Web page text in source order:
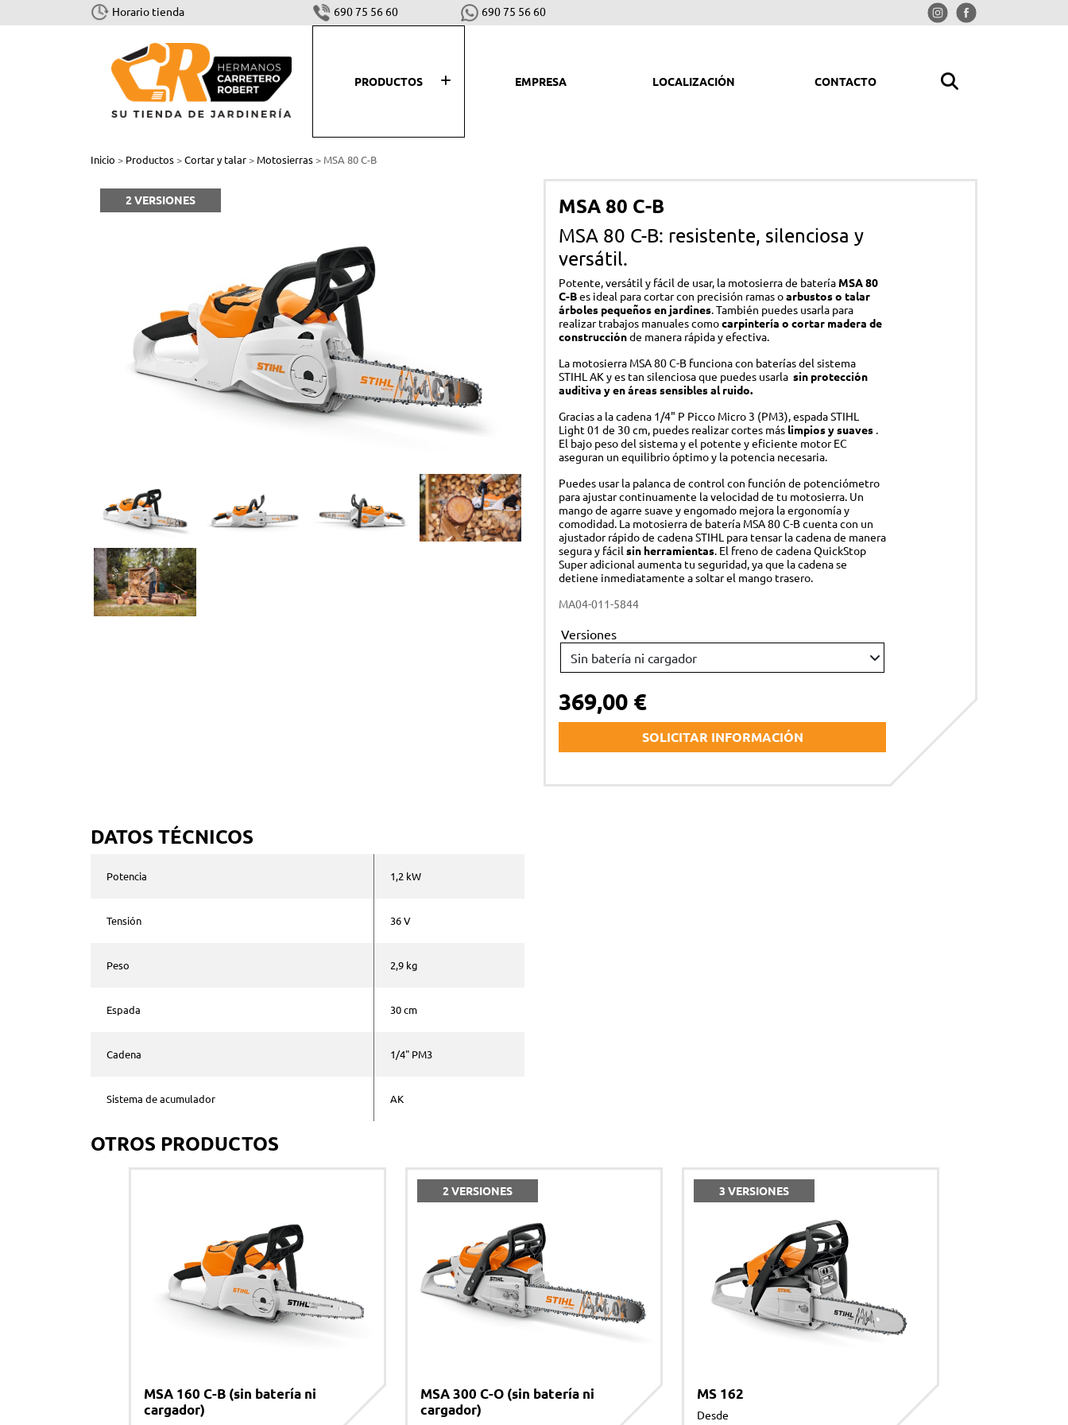
Horario tienda 690 75 56 60 690 75 56 60
PRODUCTOS
CORTAR Y TALAR
Cortasetos
Accesorios Cortar y Talar
Atomizadores y pulverizadores
Bombas de agua
Hidrolimpiadoras
Barredoras
Sopladores y picadores aspiradores
Compresores
BATERÍAS
Sistema AK
Sistema AP
ACCESORIOS
Equipo de protección individual (EPI)
Lubricantes, combustibles y otros productos
KITS
Soluciones inteligentes
HERRAMIENTAS MANUALES
Herramientas de poda
Herramientas forestales
PISCINAS
Productos de mantenimiento
EMPRESA LOCALIZACIÓN CONTACTO
Inicio > Productos >Cortar y talar > Motosierras > MSA 80 C-B
2 VERSIONES MSA 80 C-B
MSA 80 C-B: resistente, silenciosa y
versátil.
Potente, versátil y fácil de usar, la motosierra de batería MSA 80
C-Bes ideal para cortar con precisión ramas oarbustos o talar
árboles pequeños en jardines. También puedes usarla para
realizar trabajos manuales comocarpintería o cortar madera de
construcciónde manera rápida y efectiva.
La motosierra MSA 80 C-B funciona con baterías del sistema
STIHL AK y es tan silenciosa que puedes usarla sin protección
auditiva y en áreas sensibles al ruido.
Gracias a la cadena 1/4" P Picco Micro 3 (PM3), espada STIHL
Light 01 de 30 cm, puedes realizar cortes más limpios y suaves .
El bajo peso del sistema y el potente y eficiente motor EC
aseguran un equilibrio óptimo y la potencia necesaria.
Puedes usar la palanca de control con función de potenciómetro
para ajustar continuamente la velocidad de tu motosierra. Un
mango de agarre suave y engomado mejora la ergonomía y
comodidad. La motosierra de batería MSA 80 C-B cuenta con un
ajustador rápido de cadena STIHL para tensar la cadena de manera
segura y fácil sin herramientas. El freno de cadena QuickStop
Super adicional aumenta tu seguridad, ya que la cadena se
detiene inmediatamente a soltar el mango trasero.
MA04-011-5844
Versiones
369,00 €
SOLICITAR INFORMACIÓN
DATOS TÉCNICOS
Potencia 1,2 kW
Tensión 36 V
Peso 2,9 kg
Espada 30 cm
Cadena 1/4" PM3
Sistema de acumulador AK
OTROS PRODUCTOS
MSA 160 C-B (sin batería ni
cargador)
2 VERSIONES
MSA 300 C-O (sin batería ni
cargador)
3 VERSIONES
MS 162
Desde